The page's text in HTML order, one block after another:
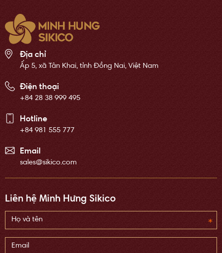
Địa chỉ
Ấp 5, xã Tân Khai, tỉnh Đồng Nai, Việt Nam
Điện thoại
+84 28 38 999 495
Hotline
+84 981 555 777
Email
sales@sikico.com
Liên hệ Minh Hưng Sikico